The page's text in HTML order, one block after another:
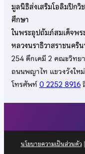
มูลนิธิส่งเสริมโอลิมปิก
ศึกษา
ในพระอุปถัมภ์สมเด็จพ
หลวงนราธิวาสราชนคริ
254 ตึกเคมี 2 คณะวิทย
ถนนพญาไท แขวงวังให
โทรศัพท์0 2252 8916
นโยบายความเป็นส่วนตัว|